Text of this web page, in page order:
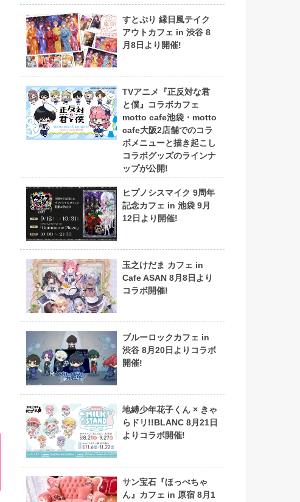
すとぷり 縁日風テイク
アウトカフェ in 渋谷 8
月8日より開催!
TVアニメ『正反対な君
と僕』コラボカフェ
motto cafe池袋・motto
cafe大阪2店舗でのコラ
ボメニューと描き起こし
コラボグッズのラインナ
ップが公開!
ヒプノシスマイク 9周年
記念カフェ in 池袋 9月
12日より開催!
玉之けだま カフェ in
Cafe ASAN 8月8日より
コラボ開催!
ブルーロックカフェ in
渋谷 8月20日よりコラボ
開催!
地縛少年花子くん × きゃ
らドリ!!BLANC 8月21日
よりコラボ開催!
サン宝石『ほっぺちゃ
ん』カフェ in 原宿 8月1